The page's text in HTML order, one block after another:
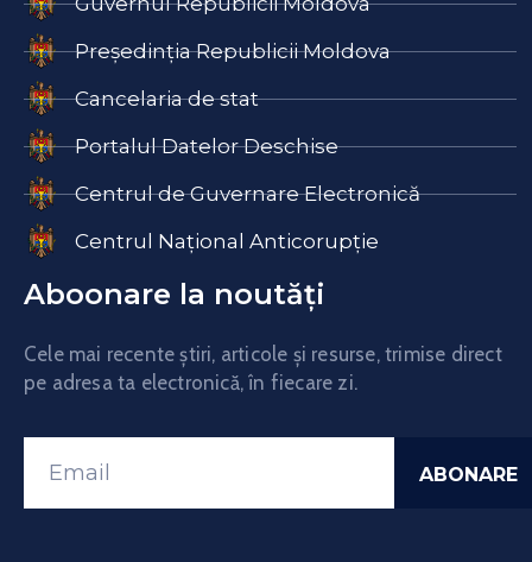
Președinția Republicii Moldova
Cancelaria de stat
Portalul Datelor Deschise
Centrul de Guvernare Electronică
Centrul Național Anticorupție
Aboonare la noutăți
Cele mai recente știri, articole și resurse, trimise direct
pe adresa ta electronică, în fiecare zi.